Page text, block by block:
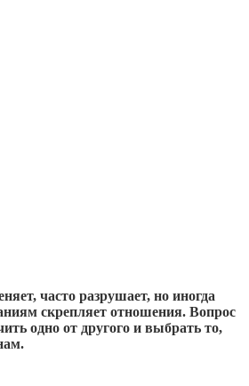
часто разрушает, но иногда
скрепляет отношения. Вопрос
одно от другого и выбрать то,